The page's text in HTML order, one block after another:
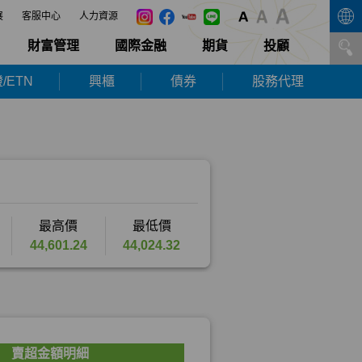
客服中心 人力資源
財富管理 國際金融 期貨 投顧
ETN 興櫃 債券 股務代理